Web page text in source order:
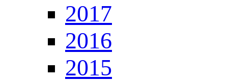
2017
2016
2015